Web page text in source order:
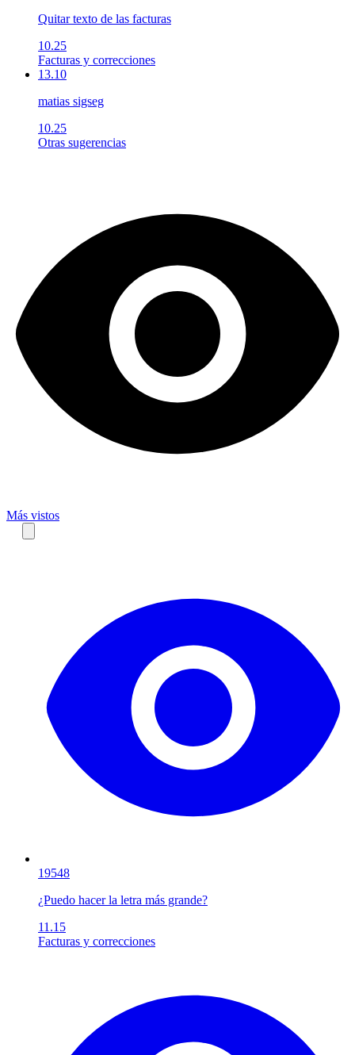
Quitar texto de las facturas
10.25
Facturas y correcciones
13.10
matias sigseg
10.25
Otras sugerencias
Más vistos
19548
¿Puedo hacer la letra más grande?
11.15
Facturas y correcciones